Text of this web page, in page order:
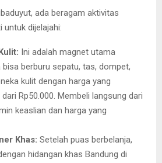
ada beragam aktivitas
untuk dijelajahi:
Ini adalah magnet utama
bisa berburu sepatu, tas, dompet,
kulit dengan harga yang
Rp50.000. Membeli langsung dari
keaslian dan harga yang
Khas: Setelah puas berbelanja,
hidangan khas Bandung di